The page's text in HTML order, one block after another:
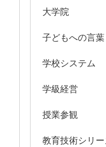
大学院
子どもへの言葉
学校システム
学級経営
授業参観
教育技術シリ